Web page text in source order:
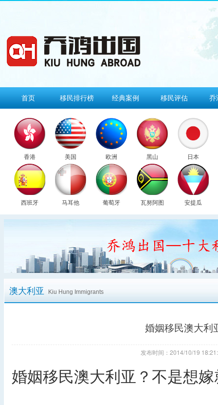
首页 移民排行榜 经典案例 移民评估 乔
香港 美国 欧洲 黑山 日本
西班牙 马耳他 葡萄牙 瓦努阿图 安提瓜
澳大利亚 Kiu Hung Immigrants
婚姻移民澳大利
发布时间：2014/10/19
婚姻移民澳大利亚？不是想